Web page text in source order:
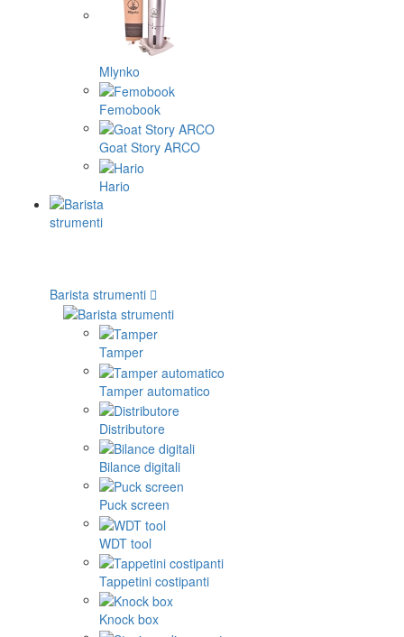
Mlynko
Femobook
Goat Story ARCO
Hario
Barista strumenti
Tamper
Tamper automatico
Distributore
Bilance digitali
Puck screen
WDT tool
Tappetini costipanti
Knock box